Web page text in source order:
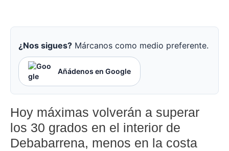
¿Nos sigues? Márcanos como medio preferente.
Añádenos en Google
Hoy máximas volverán a superar
los 30 grados en el interior de
Debabarrena, menos en la costa